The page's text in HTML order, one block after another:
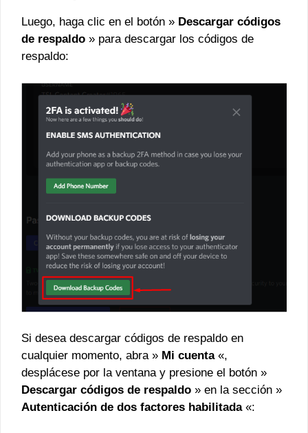
Luego, haga clic en el botón » Descargar códigos
de respaldo » para descargar los códigos de
respaldo:
Si desea descargar códigos de respaldo en
cualquier momento, abra » Mi cuenta«,
desplácese por la ventana y presione el botón »
Descargar códigos de respaldo » en la sección »
Autenticación de dos factores habilitada«: